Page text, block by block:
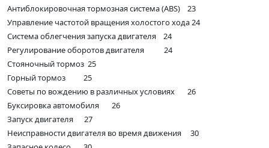
Антиблокировочная тормозная система (ABS) 23
Управление частотой вращения холостого хода 24
Система облегчения запуска двигателя 24
Регулирование оборотов двигателя 24
Стояночный тормоз 25
Горный тормоз 25
Советы по вождению в различных условиях 26
Буксировка автомобиля 26
Запуск двигателя 27
Неисправности двигателя во время движения 30